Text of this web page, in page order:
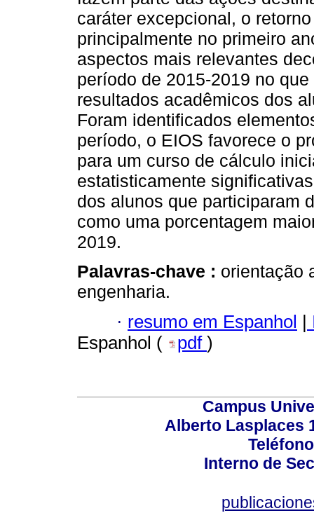
caráter excepcional, o
principalmente no primeiro
aspectos mais relevantes
período de 2015-2019 no
resultados acadêmicos dos
Foram identificados
período, o EIOS favorece o
para um curso de cálculo
estatisticamente
dos alunos que participaram
como uma porcentagem
2019.
Palavras-chave : orientação
engenharia.
· resumo em Espanhol |
Espanhol (
pdf )
Campus
Alberto Lasplaces
Interno de